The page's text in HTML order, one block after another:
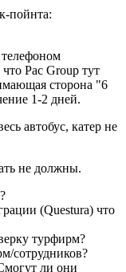
пойнта:
Pac Group тут
сторона "6
1-2 дней.
автобус, катер не
не должны.
(Questura) что
турфирм?
сотрудников?
ли они